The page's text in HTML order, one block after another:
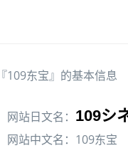
109东宝』的基本信息
网站日文名： 109シ
网站中文名：109东宝